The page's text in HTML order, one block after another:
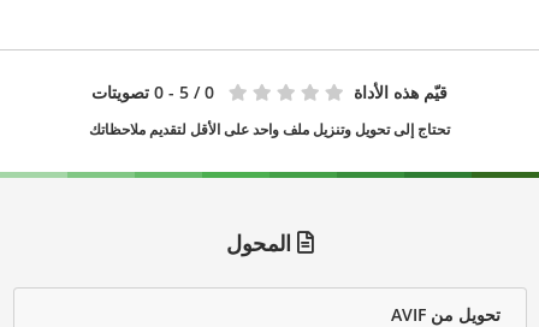
قيّم هذه الأداة 0 / 5 - 0 تصويتات
تحتاج إلى تحويل وتنزيل ملف واحد على الأقل لتقديم ملاحظاتك
المحول
تحويل من AVIF